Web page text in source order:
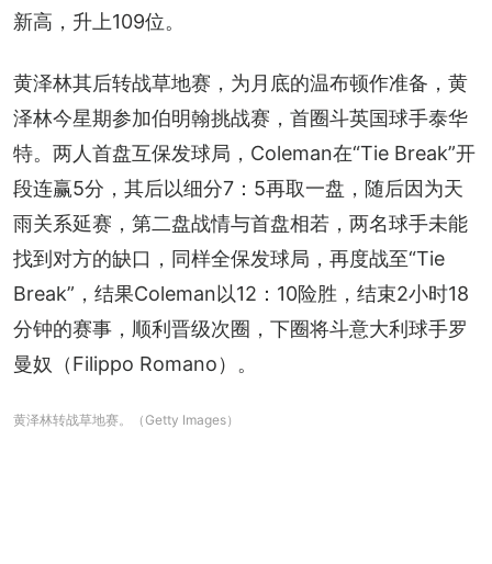
新高，升上109位。
黄泽林其后转战草地赛，为月底的温布顿作准备，黄
泽林今星期参加伯明翰挑战赛，首圈斗英国球手泰华
特。两人首盘互保发球局，Coleman在“Tie Break”开
段连赢5分，其后以细分7：5再取一盘，随后因为天
雨关系延赛，第二盘战情与首盘相若，两名球手未能
找到对方的缺口，同样全保发球局，再度战至“Tie
Break”，结果Coleman以12：10险胜，结束2小时18
分钟的赛事，顺利晋级次圈，下圈将斗意大利球手罗
曼奴（Filippo Romano）。
黄泽林转战草地赛。（Getty Images）